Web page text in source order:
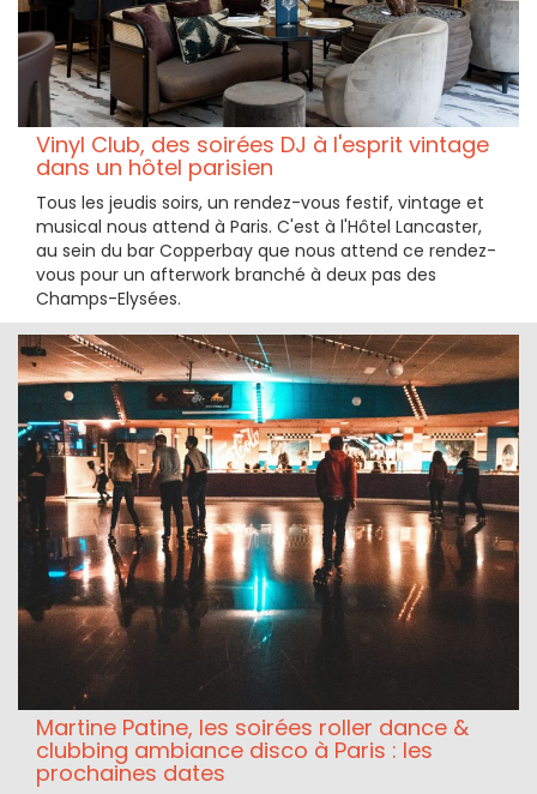
Vinyl Club, des soirées DJ à l'esprit vintage
dans un hôtel parisien
Tous les jeudis soirs, un rendez-vous festif, vintage et
musical nous attend à Paris. C'est à l'Hôtel Lancaster,
au sein du bar Copperbay que nous attend ce rendez-
vous pour un afterwork branché à deux pas des
Champs-Elysées.
Martine Patine, les soirées roller dance &
clubbing ambiance disco à Paris : les
prochaines dates